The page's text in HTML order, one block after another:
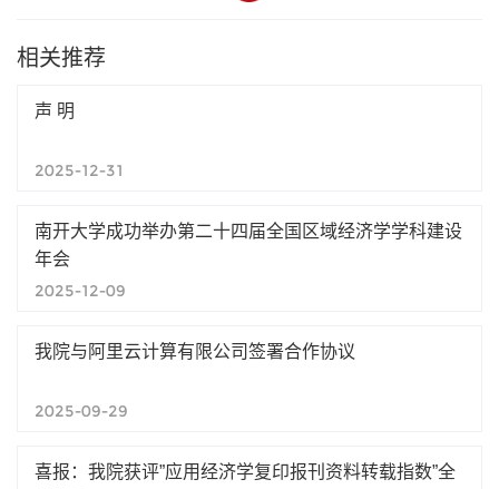
相关推荐
声 明
2025-12-31
南开大学成功举办第二十四届全国区域经济学学科建设
年会
2025-12-09
我院与阿里云计算有限公司签署合作协议
2025-09-29
喜报：我院获评”应用经济学复印报刊资料转载指数”全